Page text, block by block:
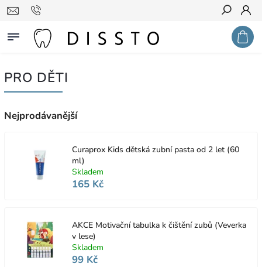
Hledat
PRO DĚTI
Nejprodávanější
Curaprox Kids dětská zubní pasta od 2 let (60
ml)
Skladem
165 Kč
AKCE Motivační tabulka k čištění zubů (Veverka
v lese)
Skladem
99 Kč